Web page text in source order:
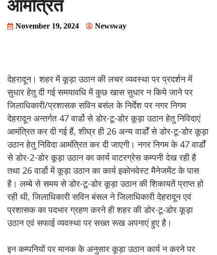
आमंत्रित
November 19, 2024 Newsway
देहरादून। शहर में कूड़ा उठान की लचर व्यवस्था पर प्रदर्शन में
सुधार हेतु दी गई समयावधि में कुछ खास सुधार न किये जाने पर
जिलाधिकारी/प्रशासक सविन बसंल के निर्देश पर नगर निगम
देहरादून अन्तर्गत 47 वार्डो से डोर-टू-डोर कूड़ा उठान हेतु निविदाएं
आमंत्रित कर दी गई हैं, शीघ्र ही 26 अन्य वार्डों से डोर-टू-डोर कूड़ा
उठान हेतु निविदा आमंत्रित कर दी जाएगी। नगर निगम के 47 वार्डों
से डोर-2-डोर कूड़ा उठान का कार्य वाटरग्रेस कम्पनी देख रही है
तथा 26 वार्डो में कूड़ा उठान का कार्य इकोनवेस्ट मैनेजमेंट के पास
है। लम्बे से समय से डोर-टू-डोर कूड़ा उठान की शिकायतें प्राप्त हो
रही थी, जिलाधिकारी सविन बंसल ने जिलाधिकारी देहरादून एवं
प्रशासक का पदभार ग्रहण करने ही शहर की डोर-टू-डोर कूड़ा
उठान एवं सफाई व्यवस्था पर सख्त रूख अपनाएं हुए है।
इन कम्पनियों पर मानक के अनुसार कूड़ा उठान कार्य न करने पर